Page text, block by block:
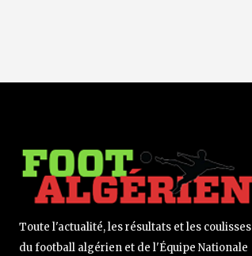
Toute l'actualité, les résultats et les coulisses
du football algérien et de l'Équipe Nationale